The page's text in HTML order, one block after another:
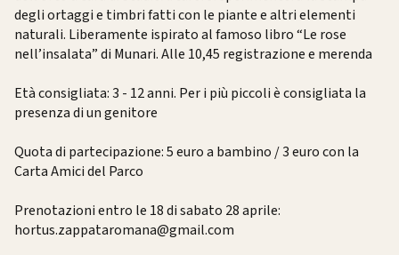
degli ortaggi e timbri fatti con le piante e altri elementi
naturali. Liberamente ispirato al famoso libro “Le rose
nell’insalata” di Munari. Alle 10,45 registrazione e merenda
Età consigliata: 3 - 12 anni. Per i più piccoli è consigliata la
presenza di un genitore
Quota di partecipazione: 5 euro a bambino / 3 euro con la
Carta Amici del Parco
Prenotazioni entro le 18 di sabato 28 aprile:
hortus.zappataromana@gmail.com